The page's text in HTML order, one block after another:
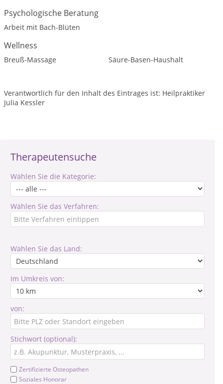
Therapeutensuche
Wählen Sie die Kategorie:
Wählen Sie das Verfahren:
Wählen Sie das Land:
Im Umkreis von:
von:
Stichwort (optional):
Zertifizierte Osteopathen
Soziales Honorar
Psychologische Beratung
Arbeit mit Bach-Blüten
Wellness
Breuß-Massage Säure-Basen-Haushalt
Verantwortlich für den Inhalt des Eintrages ist: Heilpraktiker
Julia Kessler